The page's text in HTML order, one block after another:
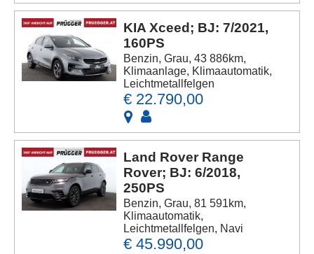
KIA Xceed; BJ: 7/2021,
160PS
Benzin, Grau, 43 886km,
Klimaanlage, Klimaautomatik,
Leichtmetallfelgen
€ 22.790,00
Land Rover Range
Rover; BJ: 6/2018,
250PS
Benzin, Grau, 81 591km,
Klimaautomatik,
Leichtmetallfelgen, Navi
€ 45.990,00